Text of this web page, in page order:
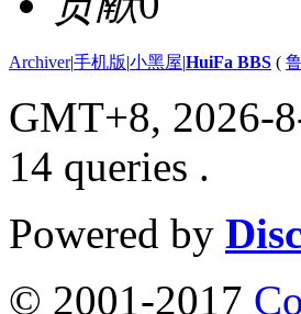
Archiver|手机版|小黑屋|HuiFa BBS (
GMT+8, 2026-
14 queries .
Powered by
© 2001-2017